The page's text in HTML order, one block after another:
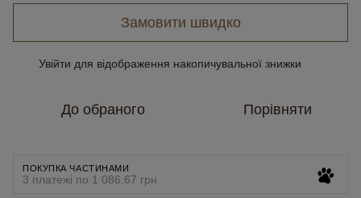
Замовити швидко
Увійти для відображення накопичувальної знижки
До обраного Порівняти
ПОКУПКА ЧАСТИНАМИ
3 платежі по 1 086.67 грн